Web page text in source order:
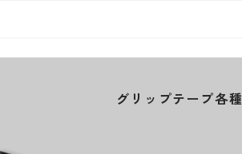
グリップテープ各種